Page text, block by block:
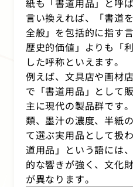
紙も「書道用品」と呼
言い換えれば、「書道
全般」を包括的に指す
歴史的価値」よりも「
した呼称といえます。
例えば、文具店や画材
で「書道用品」として
主に現代の製品群です
類、墨汁の濃度、半紙
て選ぶ実用品として扱
道用品」という語には
的な響きが強く、文化
が異なります。